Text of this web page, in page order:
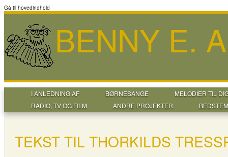
Gå til hovedindhold
BENNY E.
I ANLEDNING AF BØRNESANGE
MELODIER TIL
RADIO, TV OG FILM
ANDRE PROJEKTER
TEKST TIL THORKILDS